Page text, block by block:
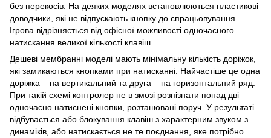
без перекосів. На деяких моделях встановлюються пластикові
доводчики, які не відпускають кнопку до спрацьовування.
Ігрова відрізняється від офісної можливості одночасного
натискання великої кількості клавіш.
Дешеві мембранні моделі мають мінімальну кількість доріжок,
які замикаються кнопками при натисканні. Найчастіше це одна
доріжка – на вертикальний та друга – на горизонтальний ряд.
При такій схемі контролер не в змозі розпізнати понад дві
одночасно натиснені кнопки, розташовані поруч. У результаті
відбувається або блокування клавіш з характерним звуком з
динаміків, або натискається не те поєднання, яке потрібно.